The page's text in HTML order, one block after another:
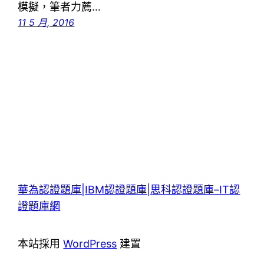
模擬，筆者力薦…
11 5 月, 2016
華為認證題庫|IBM認證題庫|思科認證題庫–IT認
證題庫網
本站採用WordPress 建置